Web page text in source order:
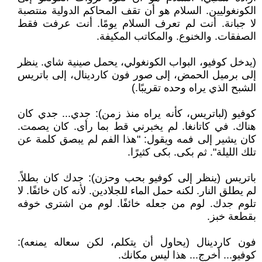
الكونغوليين. السلام هو أن تقف المحاكم الدولية منتصبة
لا جبانة. أنت لم تعرف السلام يومًا. أنت عرفت فقط
الصفقات. والخنوع. والمكاتب المكيفة.
(يدخل كوفيو، البواب الكونغولي، يحمل صينية شاي. ينظر
إلى برميل الحمض، إلى صور فون كاردينال، إلى باتريس
الشبح الذي يراه وحده تقريبًا.)
كوفيو (لباتريس، كأنه يراه منذ زمن): جدي... جدي كان
هناك. في كاتانغا. لم يخبرني قط بما رأى. كان يصمت.
كان يشير إلى فمه ويقول: "هذا الفم لم يبصق كلمة عن
تلك الليلة". ثم بكى. بكى كثيرًا.
باتريس (ينظر إلى كوفيو بحب وحزن): جدك كان بطلاً.
لم يطلق النار. لكنه حمل الماء للجلادين. لأنه كان خائفًا. لا
تلوم جدك. لوم من جعله خائفًا. لوم من اشترى خوفه
بقطعة خبز.
فون كاردينال (يحاول أن يتكلم، لكن سعاله يمنعه):
كوفيو... أخرج... هذا ليس مكانك.